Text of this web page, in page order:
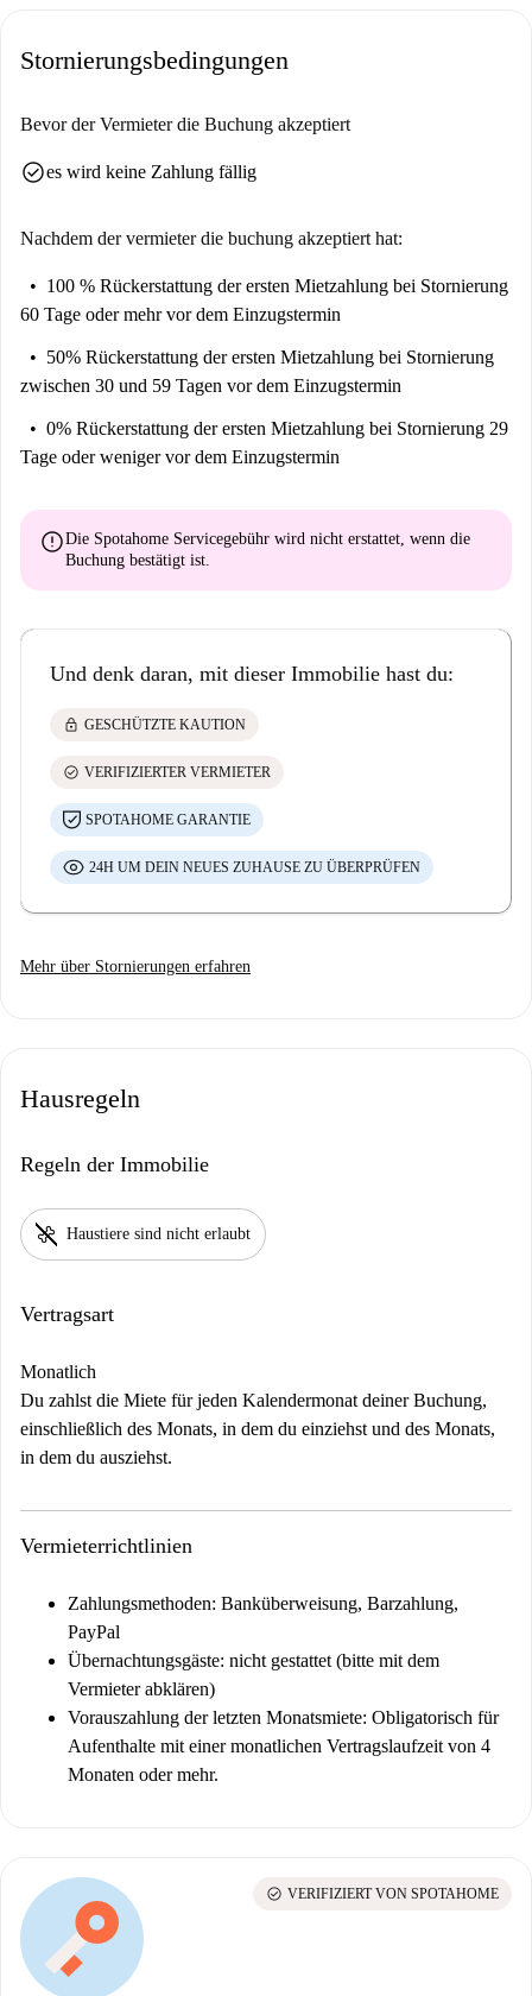
Stornierungsbedingungen
Bevor der Vermieter die Buchung akzeptiert
check_circlees wird keine Zahlung fällig
Nachdem der vermieter die buchung akzeptiert hat:
100 % Rückerstattung der ersten Mietzahlung bei Stornierung
60 Tage oder mehr vor dem Einzugstermin
50% Rückerstattung der ersten Mietzahlung bei Stornierung
zwischen 30 und 59 Tagen vor dem Einzugstermin
0% Rückerstattung der ersten Mietzahlung bei Stornierung 29
Tage oder weniger vor dem Einzugstermin
errorDie Spotahome Servicegebühr wird nicht erstattet, wenn die
Buchung bestätigt ist.
Und denk daran, mit dieser Immobilie hast du:
lock GESCHÜTZTE KAUTION
check_circle VERIFIZIERTER VERMIETER
SPOTAHOME GARANTIE
24H UM DEIN NEUES ZUHAUSE ZU ÜBERPRÜFEN
Mehr über Stornierungen erfahren
Hausregeln
Regeln der Immobilie
pet_supplies Haustiere sind nicht erlaubt
Vertragsart
Monatlich
Du zahlst die Miete für jeden Kalendermonat deiner Buchung,
einschließlich des Monats, in dem du einziehst und des Monats,
in dem du ausziehst.
Vermieterrichtlinien
Zahlungsmethoden: Banküberweisung, Barzahlung,
PayPal
Übernachtungsgäste: nicht gestattet (bitte mit dem
Vermieter abklären)
Vorauszahlung der letzten Monatsmiete: Obligatorisch für
Aufenthalte mit einer monatlichen Vertragslaufzeit von 4
Monaten oder mehr.
check_circle VERIFIZIERT VON SPOTAHOME